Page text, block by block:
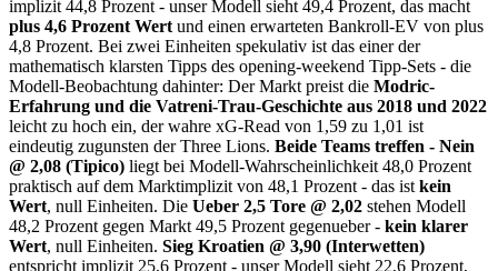
implizit 44,8 Prozent - unser Modell sieht 49,4 Prozent, das macht
plus 4,6 Prozent Wert und einen erwarteten Bankroll-EV von plus
4,8 Prozent. Bei zwei Einheiten spekulativ ist das einer der
mathematisch klarsten Tipps des opening-weekend Tipp-Sets - die
Modell-Beobachtung dahinter: Der Markt preist die Modric-
Erfahrung und die Vatreni-Trau-Geschichte aus 2018 und 2022
leicht zu hoch ein, der wahre xG-Read von 1,59 zu 1,01 ist
eindeutig zugunsten der Three Lions. Beide Teams treffen - Nein
@ 2,08 (Tipico) liegt bei Modell-Wahrscheinlichkeit 48,0 Prozent
praktisch auf dem Marktimplizit von 48,1 Prozent - das ist kein
Wert, null Einheiten. Die Ueber 2,5 Tore @ 2,02 stehen Modell
48,2 Prozent gegen Markt 49,5 Prozent gegenueber - kein klarer
Wert, null Einheiten. Sieg Kroatien @ 3,90 (Interwetten)
entspricht implizit 25,6 Prozent - unser Modell sieht 22,6 Prozent,